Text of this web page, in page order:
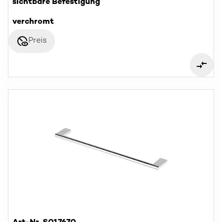
sichtbare Befestigung
verchromt
disabled_visiblePreis